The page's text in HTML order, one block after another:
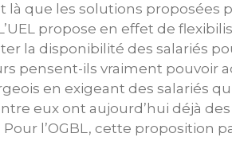
là que les solutions proposées
propose en effet de
la disponibilité des salariés
pensent-ils vraiment pouvoir
en exigeant des salariés
eux ont aujourd’hui déjà
l’OGBL, cette proposition